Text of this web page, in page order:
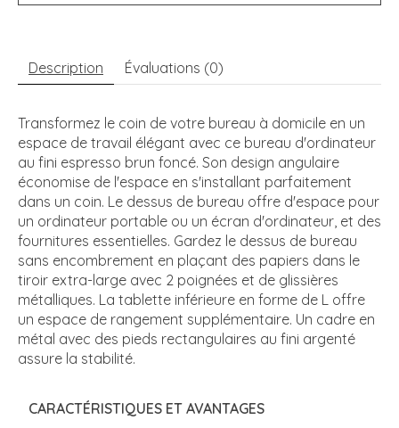
Description Évaluations (0)
Transformez le coin de votre bureau à domicile en un
espace de travail élégant avec ce bureau d'ordinateur
au fini espresso brun foncé. Son design angulaire
économise de l'espace en s'installant parfaitement
dans un coin. Le dessus de bureau offre d'espace pour
un ordinateur portable ou un écran d'ordinateur, et des
fournitures essentielles. Gardez le dessus de bureau
sans encombrement en plaçant des papiers dans le
tiroir extra-large avec 2 poignées et de glissières
métalliques. La tablette inférieure en forme de L offre
un espace de rangement supplémentaire. Un cadre en
métal avec des pieds rectangulaires au fini argenté
assure la stabilité.
CARACTÉRISTIQUES ET AVANTAGES